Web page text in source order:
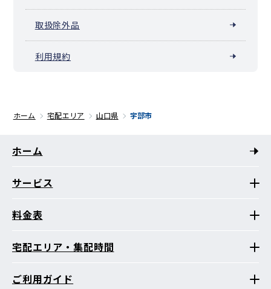
取扱除外品
利用規約
ホーム 宅配エリア 山口県 宇部市
ホーム
サービス
料金表
宅配エリア・集配時間
ご利用ガイド